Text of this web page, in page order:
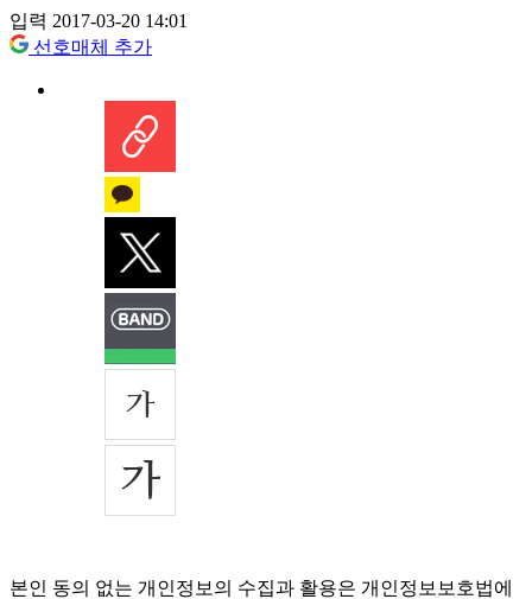
입력 2017-03-20 14:01
선호매체 추가
본인 동의 없는 개인정보의 수집과 활용은 개인정보보호법에